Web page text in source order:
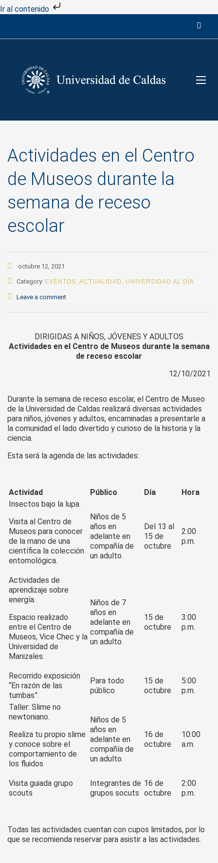
Ir al contenido
Actividades en el Centro
de Museos durante la
semana de receso
escolar
octubre 12, 2021
Category: EVENTOS, ACTUALIDAD , UNIVERSIDAD AL DÍA
Leave a comment
DIRIGIDAS A NIÑOS, JÓVENES Y ADULTOS
Actividades en el Centro de Museos durante la semana
de receso escolar
12/10/2021
Durante la semana de receso escolar, el Centro de Museo
de la Universidad de Caldas realizará diversas actividades
para niños, jóvenes y adultos, encaminadas a presentarle a
la comunidad el lado divertido y curioso de la historia y la
ciencia.
Esta será la agenda de las actividades:
Actividad Público Día
Hora
Insectos bajo la lupa.
Visita al Centro de
Museos para conocer
de la mano de una
científica la colección
entomológica.
Niños de 5
años en
adelante en
compañía de
un adulto.
Del 13 al
15 de
octubre
2:00
p.m.
Actividades de
aprendizaje sobre
energía.
Espacio realizado
entre el Centro de
Museos, Vice Chec y la
Universidad de
Manizales.
Niños de 7
años en
adelante en
compañía de
un adulto.
15 de
octubre
3:00
p.m.
Recorrido exposición
“En razón de las
tumbas”.
Para todo
público
15 de
octubre
5:00
p.m.
Taller: Slime no
newtoniano.
Realiza tu propio slime
y conoce sobre el
comportamiento de
los fluidos
Niños de 5
años en
adelante en
compañía de
un adulto.
16 de
octubre
10:00
a.m.
Visita guiada grupo
scouts
Integrantes de
grupos socuts
16 de
octubre
2:00
p.m.
Todas las actividades cuentan con cupos limitados, por lo
que se recomienda reservar para asistir a las actividades.